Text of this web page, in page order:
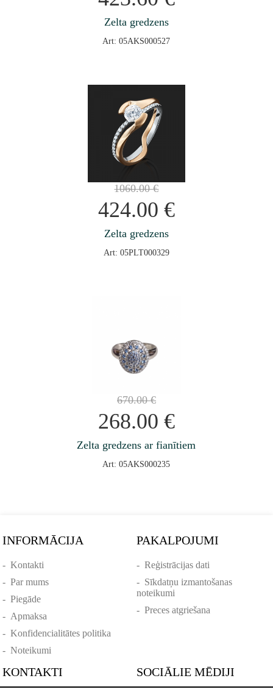
Zelta gredzens
Art: 05AKS000527
1060.00€
424.00 €
Zelta gredzens
Art: 05PLT000329
670.00€
268.00 €
Zelta gredzens ar fianītiem
Art: 05AKS000235
INFORMĀCIJA
-Kontakti
-Par mums
-Piegāde
- Apmaksa
-Konfidencialitātes politika
-Noteikumi
PAKALPOJUMI
- Reģistrācijas dati
- Sīkdatņu izmantošanas
noteikumi
- Preces atgriešana
KONTAKTI SOCIĀLIE MĒDIJI